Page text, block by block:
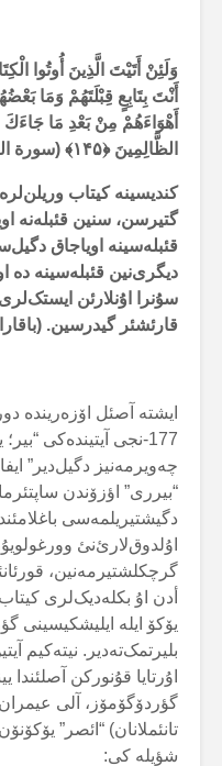
وَلَئِنْ أَتَيْتَ الَّذِينَ أُوتُوا
أَنْتَ بِتَابِعٍ قِبْلَتَهُمْ وَمَا
أَهْوَاءَهُمْ مِنْ بَعْدِ مَا جَاءَكَ
الظَّالِمِينَ ﴿۱۴۵﴾ (سورة
کندیسینە کیتاب
گتیرسن، سنین قئبلەنە
قئبلەسینە اویاجاق
دیگری‌نین قئبلەسینە دە
سۇنرا اۇنلارئن
قارئشئر گیدرسین. (باقارا
ایشتە آصئل اۆزەریندە
177-نجی آیتیندەکی
چەویرمەنیز دگیل‌دیر”
“بیرری” اؤزۆندن
دگیشتیریلمەسی
اۇلدوق‌لارئ‌نئ
گرچکلشتیرمەنین،
أدن اۇ بکلەدیک‌لری
یۆکۆ ایلە ایلیشکیسینی
بلیرتمک‌تەدیر. نیتەکیم
اۇرتایا قۇنورکن آصلئندا
تانئملانان) “ائصر”
شؤیلە کی: